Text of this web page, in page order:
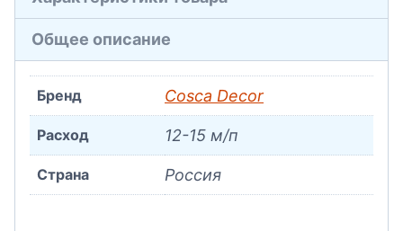
Общее описание
Бренд Cosca Decor
Расход 12-15 м/п
Страна Россия